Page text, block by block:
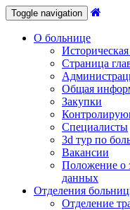
Toggle navigation
О больнице
Страница
Общая
Закупки
Специалисты
3d тур по
Вакансии
Положение о
данных
Отделения
Отделение